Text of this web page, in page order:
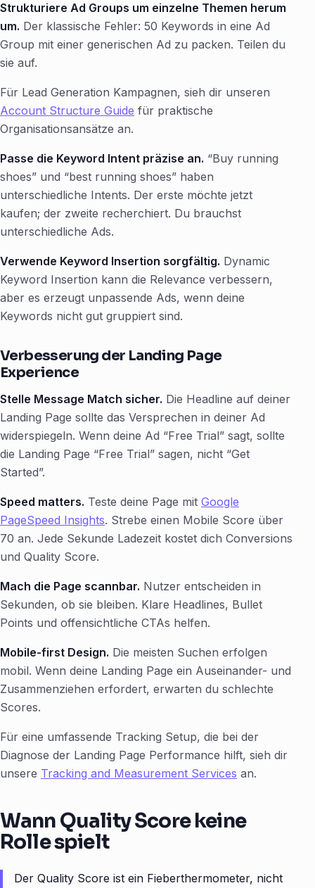
Strukturiere Ad Groups um einzelne Themen herum
um. Der klassische Fehler: 50 Keywords in eine Ad
Group mit einer generischen Ad zu packen. Teilen du
sie auf.
Für Lead Generation Kampagnen, sieh dir unseren
Account Structure Guide für praktische
Organisationsansätze an.
Passe die Keyword Intent präzise an. “Buy running
shoes” und “best running shoes” haben
unterschiedliche Intents. Der erste möchte jetzt
kaufen; der zweite recherchiert. Du brauchst
unterschiedliche Ads.
Verwende Keyword Insertion sorgfältig. Dynamic
Keyword Insertion kann die Relevance verbessern,
aber es erzeugt unpassende Ads, wenn deine
Keywords nicht gut gruppiert sind.
Verbesserung der Landing Page
Experience
Stelle Message Match sicher. Die Headline auf deiner
Landing Page sollte das Versprechen in deiner Ad
widerspiegeln. Wenn deine Ad “Free Trial” sagt, sollte
die Landing Page “Free Trial” sagen, nicht “Get
Started”.
Speed matters. Teste deine Page mit Google
PageSpeed Insights. Strebe einen Mobile Score über
70 an. Jede Sekunde Ladezeit kostet dich Conversions
und Quality Score.
Mach die Page scannbar. Nutzer entscheiden in
Sekunden, ob sie bleiben. Klare Headlines, Bullet
Points und offensichtliche CTAs helfen.
Mobile-first Design. Die meisten Suchen erfolgen
mobil. Wenn deine Landing Page ein Auseinander- und
Zusammenziehen erfordert, erwarten du schlechte
Scores.
Für eine umfassende Tracking Setup, die bei der
Diagnose der Landing Page Performance hilft, sieh dir
unsere Tracking and Measurement Services an.
Wann Quality Score keine
Rolle spielt
Der Quality Score ist ein Fieberthermometer, nicht